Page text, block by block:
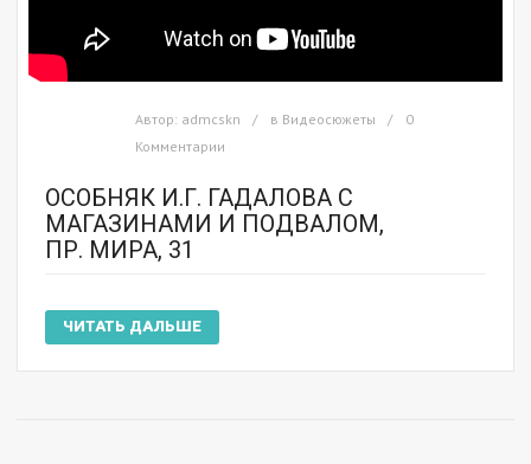
Автор: admcskn в Видеосюжеты
0
Комментарии
ОСОБНЯК И.Г. ГАДАЛОВА С
МАГАЗИНАМИ И ПОДВАЛОМ,
ПР. МИРА, 31
ЧИТАТЬ ДАЛЬШЕ